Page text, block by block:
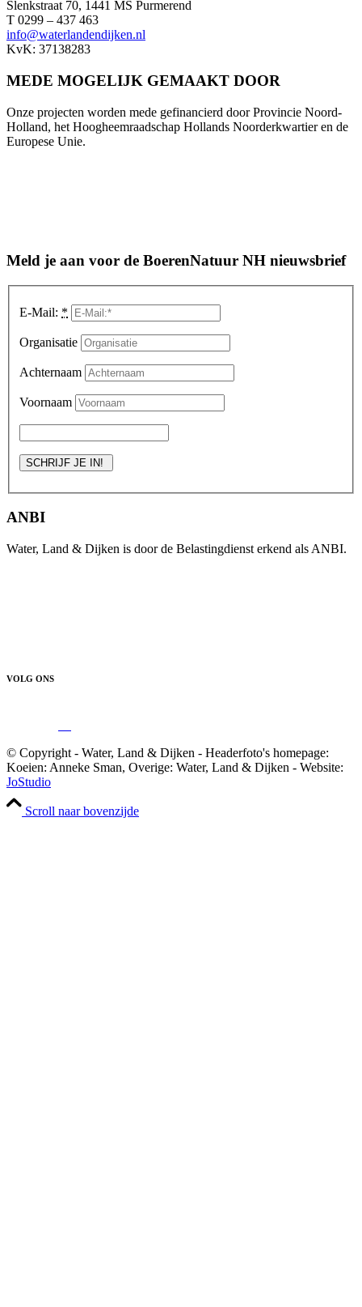
Slenkstraat 70, 1441 MS Purmerend
T 0299 – 437 463
info@waterlandendijken.nl
KvK: 37138283
MEDE MOGELIJK GEMAAKT DOOR
Onze projecten worden mede gefinancierd door Provincie Noord-
Holland, het Hoogheemraadschap Hollands Noorderkwartier en de
Europese Unie.
Meld je aan voor de BoerenNatuur NH nieuwsbrief
E-Mail: *
Organisatie
Achternaam
Voornaam
ANBI
Water, Land & Dijken is door de Belastingdienst erkend als ANBI.
VOLG ONS
© Copyright - Water, Land & Dijken - Headerfoto's homepage:
Koeien: Anneke Sman, Overige: Water, Land & Dijken - Website:
JoStudio
Scroll naar bovenzijde